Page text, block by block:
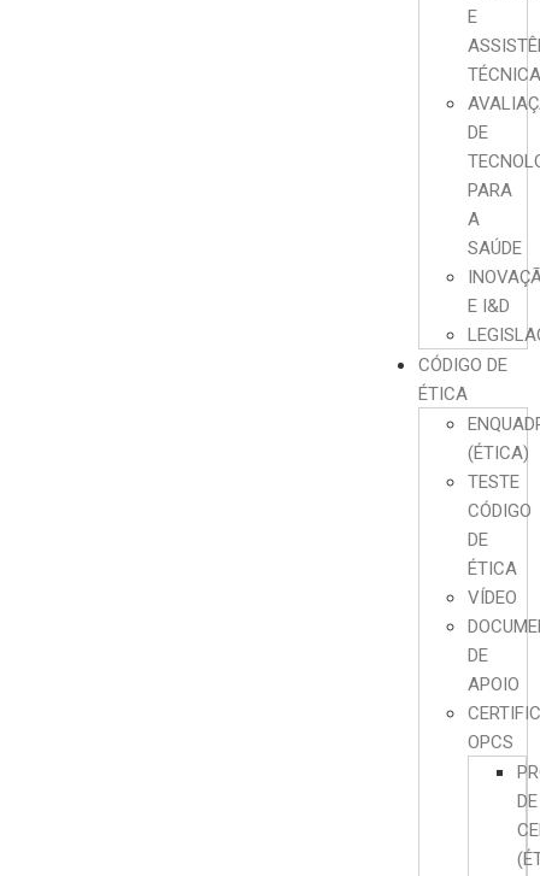
E
DE
PARA
A
SAÚDE
E I&D
CÓDIGO DE
ÉTICA
(ÉTICA)
TESTE
CÓDIGO
DE
ÉTICA
VÍDEO
DE
APOIO
OPCS
DE